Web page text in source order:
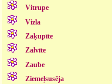
Vitrupe
Vizla
Zaķupīte
Zalvīte
Zaube
Ziemeļsusēja